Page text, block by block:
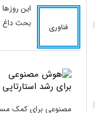
فناوری
این
بحث داغ
مصنوعی برای کمک